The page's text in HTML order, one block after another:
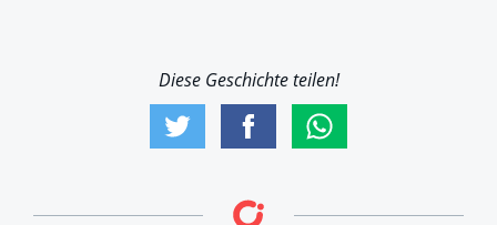
Diese Geschichte teilen!